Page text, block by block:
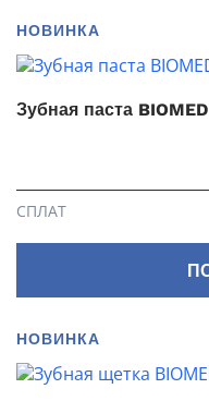
НОВИНКА
Зубная паста
СПЛАТ
НОВИНКА